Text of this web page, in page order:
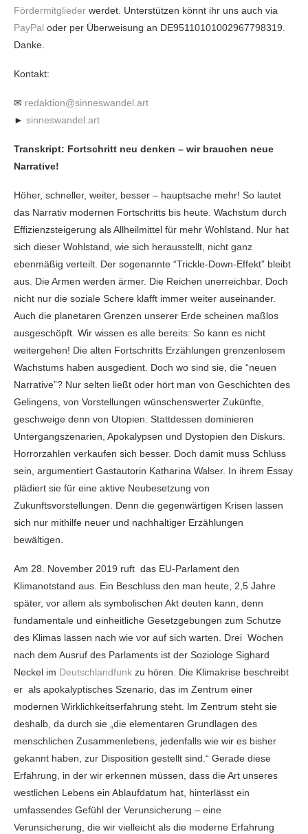
Fördermitglieder werdet. Unterstützen könnt ihr uns auch via
PayPal oder per Überweisung an DE95110101002967798319.
Danke.
Kontakt:
✉ redaktion@sinneswandel.art
► sinneswandel.art
Transkript: Fortschritt neu denken – wir brauchen neue
Narrative!
Höher, schneller, weiter, besser – hauptsache mehr! So lautet
das Narrativ modernen Fortschritts bis heute. Wachstum durch
Effizienzsteigerung als Allheilmittel für mehr Wohlstand. Nur hat
sich dieser Wohlstand, wie sich herausstellt, nicht ganz
ebenmäßig verteilt. Der sogenannte “Trickle-Down-Effekt” bleibt
aus. Die Armen werden ärmer. Die Reichen unerreichbar. Doch
nicht nur die soziale Schere klafft immer weiter auseinander.
Auch die planetaren Grenzen unserer Erde scheinen maßlos
ausgeschöpft. Wir wissen es alle bereits: So kann es nicht
weitergehen! Die alten Fortschritts Erzählungen grenzenlosem
Wachstums haben ausgedient. Doch wo sind sie, die “neuen
Narrative”? Nur selten ließt oder hört man von Geschichten des
Gelingens, von Vorstellungen wünschenswerter Zukünfte,
geschweige denn von Utopien. Stattdessen dominieren
Untergangszenarien, Apokalypsen und Dystopien den Diskurs.
Horrorzahlen verkaufen sich besser. Doch damit muss Schluss
sein, argumentiert Gastautorin Katharina Walser. In ihrem Essay
plädiert sie für eine aktive Neubesetzung von
Zukunftsvorstellungen. Denn die gegenwärtigen Krisen lassen
sich nur mithilfe neuer und nachhaltiger Erzählungen
bewältigen.
Am 28. November 2019 ruft das EU-Parlament den
Klimanotstand aus. Ein Beschluss den man heute, 2,5 Jahre
später, vor allem als symbolischen Akt deuten kann, denn
fundamentale und einheitliche Gesetzgebungen zum Schutze
des Klimas lassen nach wie vor auf sich warten. Drei Wochen
nach dem Ausruf des Parlaments ist der Soziologe Sighard
Neckel im Deutschlandfunk zu hören. Die Klimakrise beschreibt
er als apokalyptisches Szenario, das im Zentrum einer
modernen Wirklichkeitserfahrung steht. Im Zentrum steht sie
deshalb, da durch sie „die elementaren Grundlagen des
menschlichen Zusammenlebens, jedenfalls wie wir es bisher
gekannt haben, zur Disposition gestellt sind.“ Gerade diese
Erfahrung, in der wir erkennen müssen, dass die Art unseres
westlichen Lebens ein Ablaufdatum hat, hinterlässt ein
umfassendes Gefühl der Verunsicherung – eine
Verunsicherung, die wir vielleicht als die moderne Erfahrung